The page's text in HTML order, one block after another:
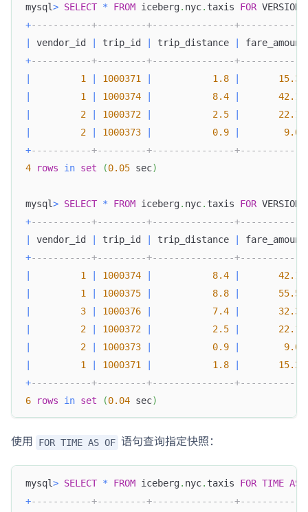
mysql> SELECT * FROM iceberg. nyc. taxis FOR VERSION
+-----------+---------+---------------
vendor_id trip_id trip_distance
+-----------+---------+---------------
1 1000371 1.8
15.32
1 1000374 8.4
42.13
2 1000372 2.5
22.15
2 1000373 0.9
9.01
+-----------+---------+---------------
4
rows in set (0.05 sec)
mysql> SELECT * FROM iceberg. nyc. taxis FOR VERSION
+-----------+---------+---------------
vendor_id trip_id trip_distance
+-----------+---------+---------------
1 1000374 8.4
42.13
1 1000375 8.8
55.55
3 1000376 7.4
32.35
2 1000372 2.5
22.15
2 1000373 0.9
9.01
1 1000371 1.8
15.32
+-----------+---------+---------------
6
rows in set (0.04 sec)
使用 FOR TIME AS OF 语句查询指定快照：
mysql> SELECT * FROM iceberg. nyc. taxis FOR TIME AS
+-----------+---------+---------------